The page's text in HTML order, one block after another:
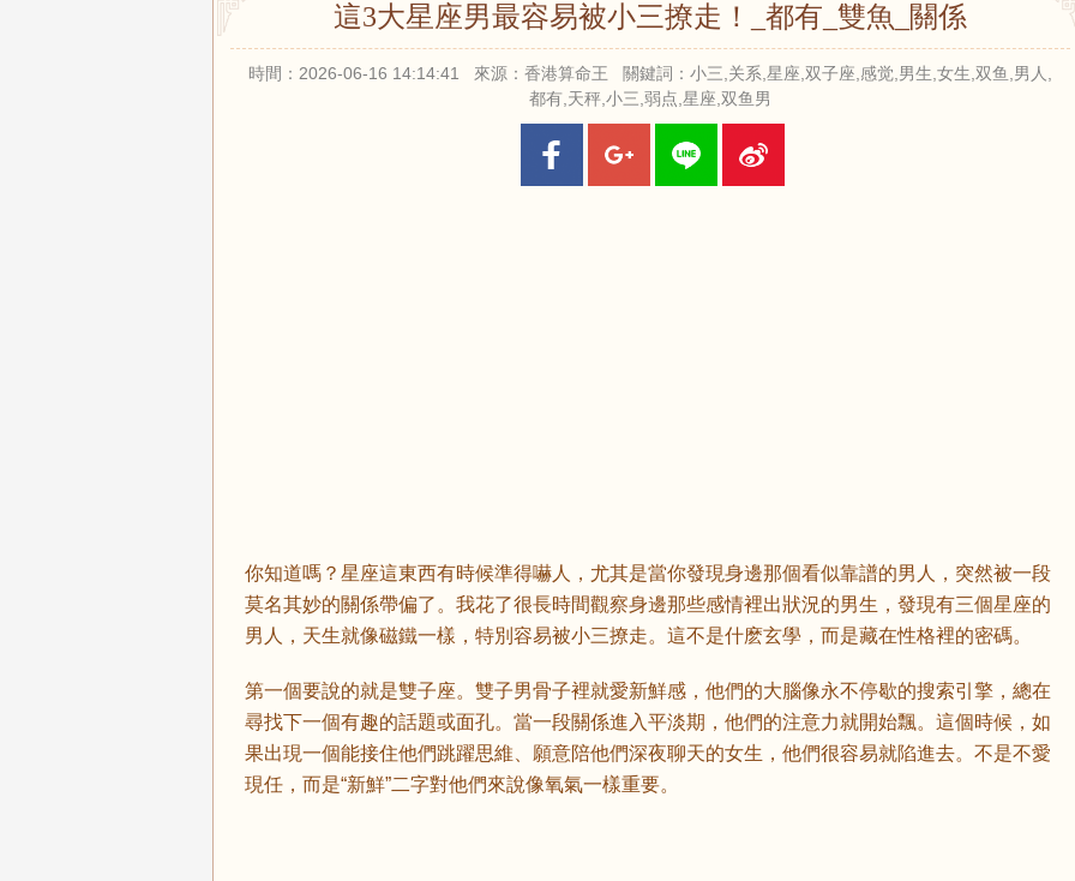
這3大星座男最容易被小三撩走！_都有_雙魚_關係
時間：2026-06-16 14:14:41 來源：香港算命王 關鍵詞：小三,关系,星座,双子座,感觉,男生,女生,双鱼,男人,
都有,天秤,小三,弱点,星座,双鱼男
你知道嗎？星座這東西有時候準得嚇人，尤其是當你發現身邊那個看似靠譜的男人，突然被一段
莫名其妙的關係帶偏了。我花了很長時間觀察身邊那些感情裡出狀況的男生，發現有三個星座的
男人，天生就像磁鐵一樣，特別容易被小三撩走。這不是什麽玄學，而是藏在性格裡的密碼。
第一個要說的就是雙子座。雙子男骨子裡就愛新鮮感，他們的大腦像永不停歇的搜索引擎，總在
尋找下一個有趣的話題或面孔。當一段關係進入平淡期，他們的注意力就開始飄。這個時候，如
果出現一個能接住他們跳躍思維、願意陪他們深夜聊天的女生，他們很容易就陷進去。不是不愛
現任，而是“新鮮”二字對他們來說像氧氣一樣重要。